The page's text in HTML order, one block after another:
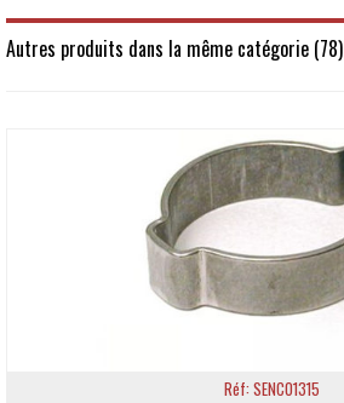
Autres produits dans la même catégorie (78)
Réf: SENCO1315